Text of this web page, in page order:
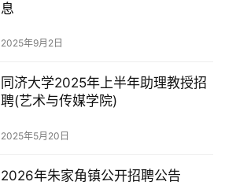
息
2025年9月2日
同济大学2025年上半年助理教授招
聘(艺术与传媒学院)
2025年5月20日
2026年朱家角镇公开招聘公告